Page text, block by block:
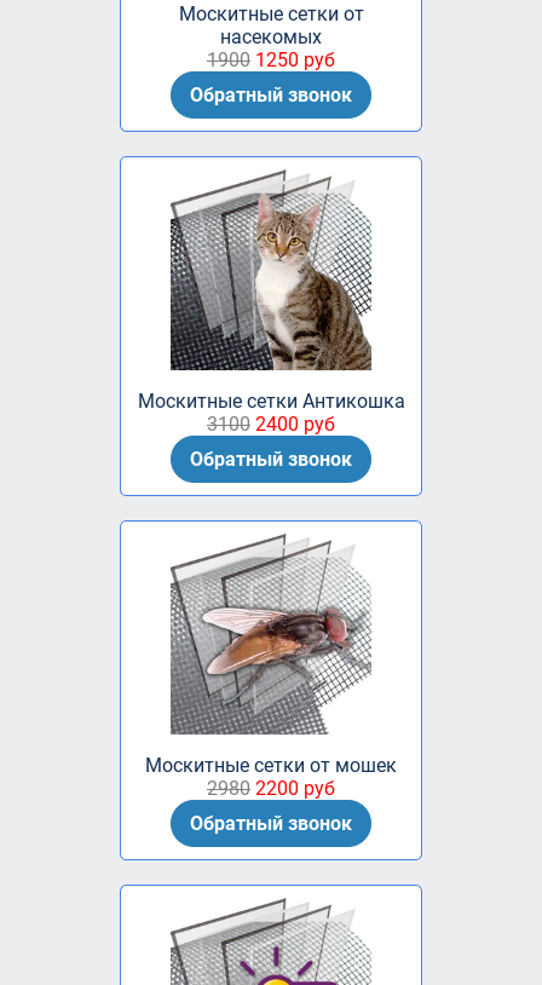
Москитные сетки от
насекомых
1900 1250 руб
Обратный звонок
Москитные сетки Антикошка
3100 2400 руб
Обратный звонок
Москитные сетки от мошек
2980 2200 руб
Обратный звонок